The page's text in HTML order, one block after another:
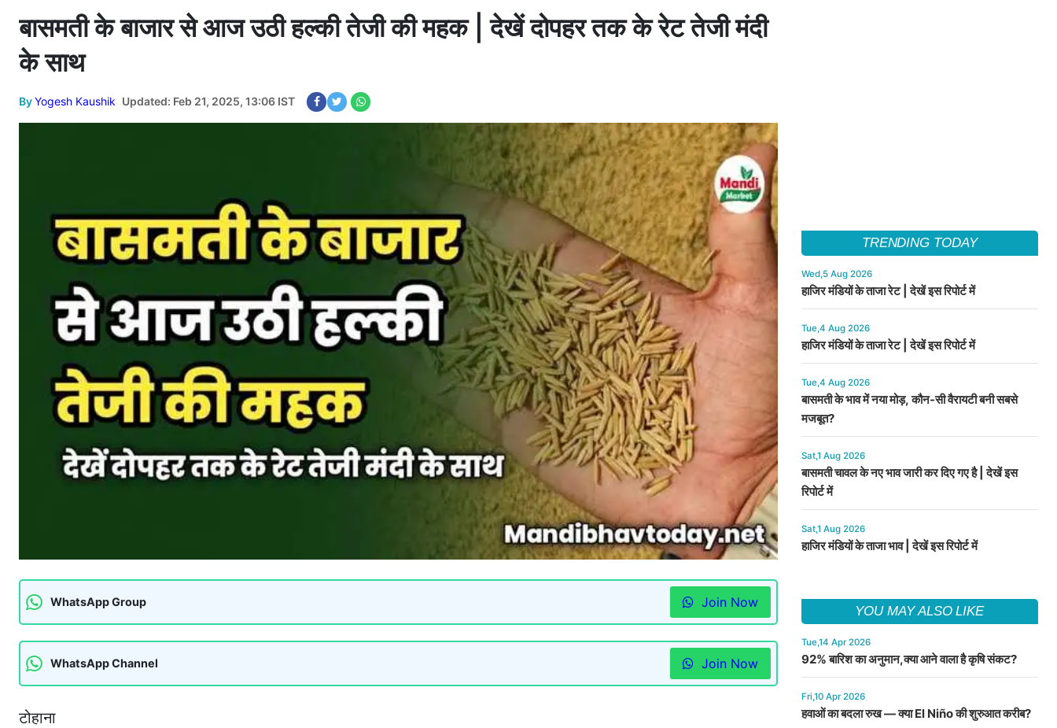
बासमती के बाजार से आज उठी हल्की तेजी की महक | देखें दोपहर तक के रेट तेजी मंदी
के साथ
ByYogesh Kaushik Updated: Feb 21, 2025, 13:06 IST
WhatsApp Group Join Now
WhatsApp Channel Join Now
टोहाना
TRENDING TODAY
Wed,5 Aug 2026
हाजिर मंडियों के ताजा रेट | देखें इस रिपोर्ट में
Tue,4 Aug 2026
हाजिर मंडियों के ताजा रेट | देखें इस रिपोर्ट में
Tue,4 Aug 2026
बासमती के भाव में नया मोड़, कौन-सी वैरायटी बनी सबसे
मजबूत?
Sat,1 Aug 2026
बासमती चावल के नए भाव जारी कर दिए गए है | देखें इस
रिपोर्ट में
Sat,1 Aug 2026
हाजिर मंडियों के ताजा भाव | देखें इस रिपोर्ट में
YOU MAY ALSO LIKE
Tue,14 Apr 2026
92% बारिश का अनुमान,क्या आने वाला है कृषि संकट?
Fri,10 Apr 2026
हवाओं का बदला रुख — क्या El Niño की शुरुआत करीब?